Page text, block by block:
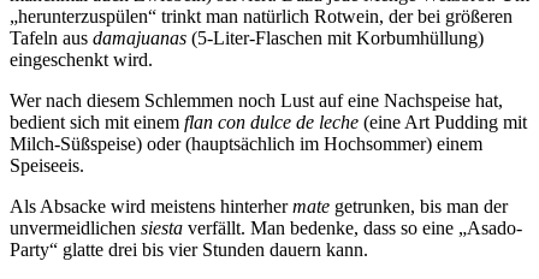
herunterzuspülen
trinkt man natürlich Rotwein, der bei größeren
Tafeln aus damajuanas (5-Liter-Flaschen mit Korbumhüllung)
eingeschenkt wird.
Wer nach diesem Schlemmen noch Lust auf eine Nachspeise hat,
bedient sich mit einem flan con dulce de leche (eine Art Pudding mit
Milch-Süßspeise) oder (hauptsächlich im Hochsommer) einem
Speiseeis.
Als Absacke wird meistens hinterhermate getrunken, bis man der
unvermeidlichen siesta verfällt. Man bedenke, dass so eine
Asado-
Party
glatte drei bis vier Stunden dauern kann.